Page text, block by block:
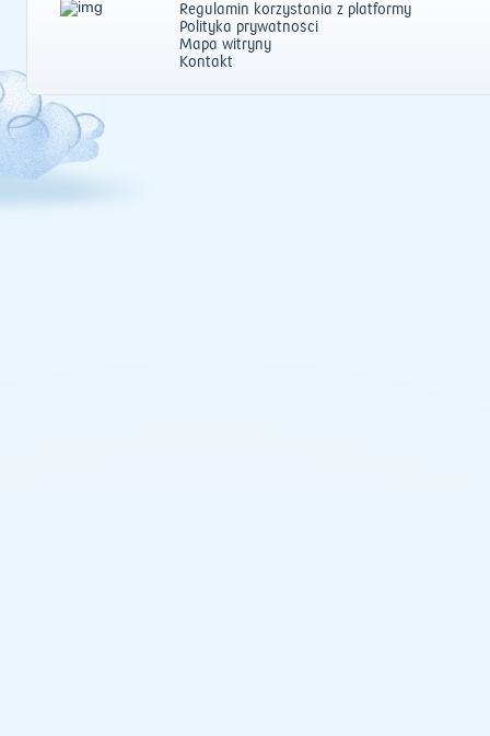
Regulamin korzystania z platformy
Polityka prywatności
Mapa witryny
Kontakt